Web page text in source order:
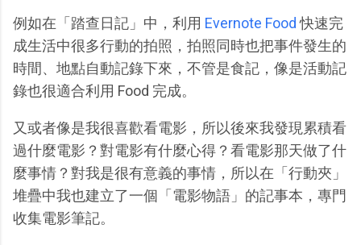
例如在「踏查日記」中，利用 Evernote Food 快速完
成生活中很多行動的拍照，拍照同時也把事件發生的
時間、地點自動記錄下來，不管是食記，像是活動記
錄也很適合利用 Food 完成。
又或者像是我很喜歡看電影，所以後來我發現累積看
過什麼電影？對電影有什麼心得？看電影那天做了什
麼事情？對我是很有意義的事情，所以在「行動夾」
堆疊中我也建立了一個「電影物語」的記事本，專門
收集電影筆記。